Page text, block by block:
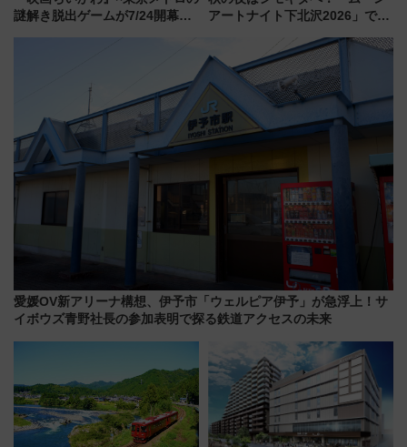
謎解き脱出ゲームが7/24開幕！
アートナイト下北沢2026」でイ
を満喫しよう
愛媛OV新アリーナ構想、伊予市「ウェルピア伊予」が急浮上！サ
イボウズ青野社長の参加表明で探る鉄道アクセスの未来